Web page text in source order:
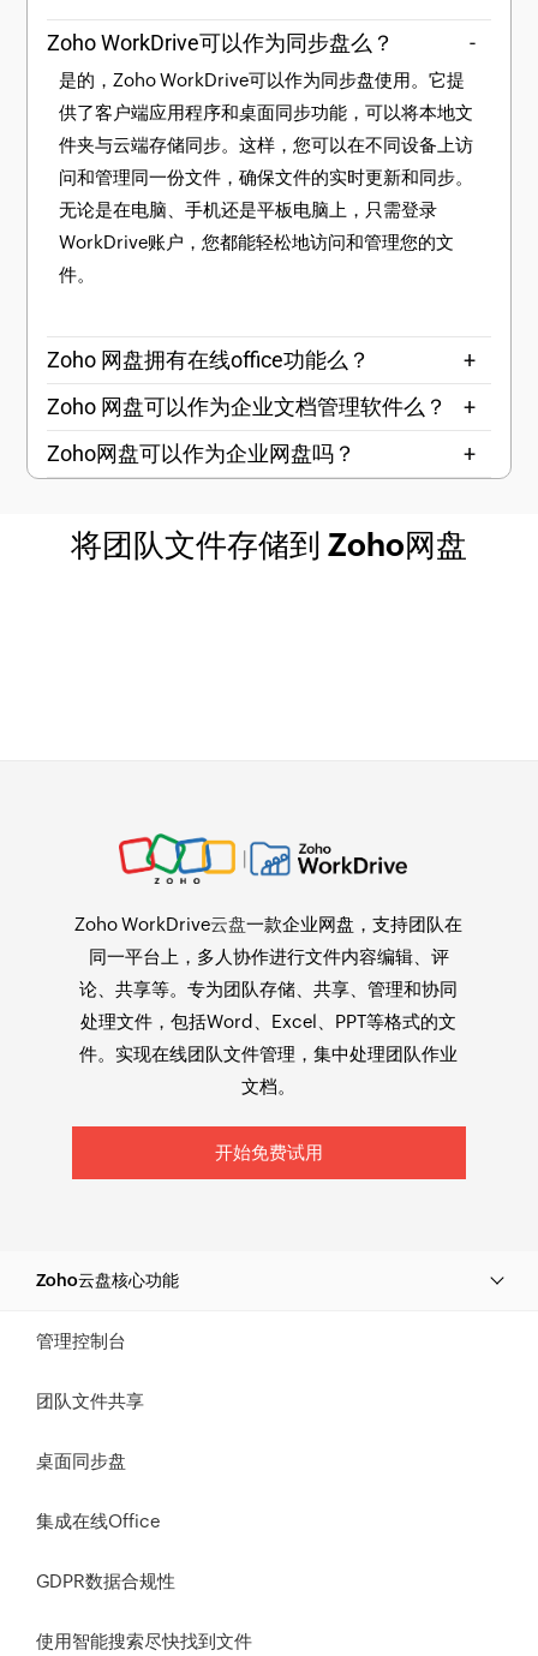
Zoho WorkDrive可以作为同步盘么？ -
是的，Zoho WorkDrive可以作为同步盘使用。它提
供了客户端应用程序和桌面同步功能，可以将本地文
件夹与云端存储同步。这样，您可以在不同设备上访
问和管理同一份文件，确保文件的实时更新和同步。
无论是在电脑、手机还是平板电脑上，只需登录
WorkDrive账户，您都能轻松地访问和管理您的文
件。
Zoho 网盘拥有在线office功能么？
+
Zoho 网盘可以作为企业文档管理软件么？
+
Zoho网盘可以作为企业网盘吗？
+
将团队文件存储到 Zoho网盘
Zoho WorkDrive云盘一款企业网盘，支持团队在
同一平台上，多人协作进行文件内容编辑、评
论、共享等。专为团队存储、共享、管理和协同
处理文件，包括Word、Excel、PPT等格式的文
件。实现在线团队文件管理，集中处理团队作业
文档。
开始免费试用
Zoho云盘核心功能
管理控制台
团队文件共享
桌面同步盘
集成在线Office
GDPR数据合规性
使用智能搜索尽快找到文件